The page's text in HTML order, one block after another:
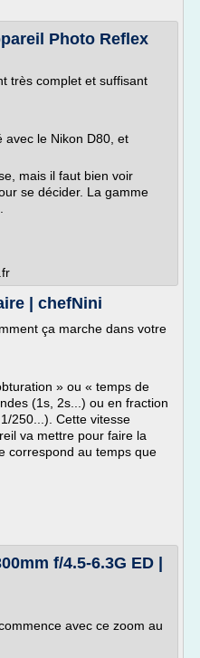
Photo Reflex
très complet et suffisant
avec le Nikon D80, et
mais il faut bien voir
se décider. La gamme
| chefNini
ça marche dans votre
» ou « temps de
(1s, 2s...) ou en fraction
250...). Cette vitesse
va mettre pour faire la
correspond au temps que
f/4.5-6.3G ED |
avec ce zoom au